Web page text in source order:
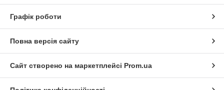
Графік роботи
Повна версія сайту
Сайт створено на маркетплейсі Prom.ua